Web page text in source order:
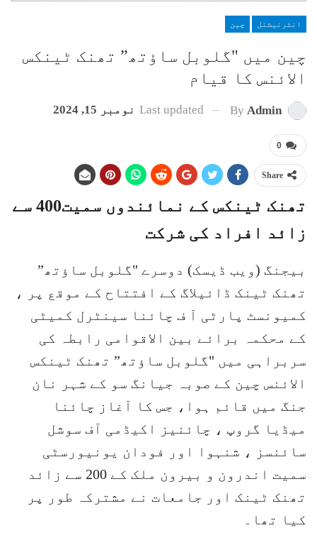
انٹرنیشنل چین
چین میں "گلوبل ساؤتھ” تھنک ٹینکس
الائنس کا قیام
By Admin
Last updated نومبر 15, 2024
0
Share
تھنک ٹینکس کے نمائندوں سمیت400 سے
زائد افراد کی شرکت
بیجنگ (ویب ڈیسک) دوسرے "گلوبل ساؤتھ”
تھنک ٹینک ڈائیلاگ کے افتتاح کے موقع پر ،
کمیونسٹ پارٹی آ ف چائنا سینٹرل کمیٹی
کے محکمہ برائے بین الاقوامی رابطہ کی
سربراہی میں "گلوبل ساؤتھ” تھنک ٹینکس
الائنس چین کے صوبہ جیانگ سو کے شہر نان
جنگ میں قائم ہوا، جس کا آغاز چائنا
میڈیا گروپ ، چائنیز اکیڈمی آف سوشل
سائنسز ، شنہوا اور فودان یونیورسٹی
سمیت اندرون و بیرون ملک کے 200 سے زائد
تھنک ٹینک اور جامعات نے مشترکہ طور پر
کیا تھا۔